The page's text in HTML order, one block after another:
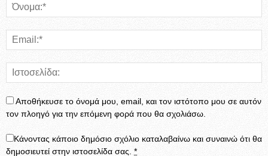
Αποθήκευσε το όνομά μου, email, και τον ιστότοπο μου σε αυτόν
τον πλοηγό για την επόμενη φορά που θα σχολιάσω.
Κάνοντας κάποιο δημόσιο σχόλιο καταλαβαίνω και συναινώ ότι θα
δημοσιευτεί στην ιστοσελίδα σας. *